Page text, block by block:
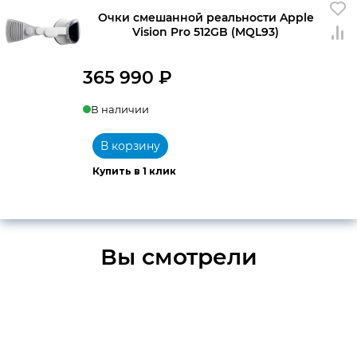
Очки смешанной реальности Apple
Vision Pro 512GB (MQL93)
365 990 ₽
В наличии
Купить в 1 клик
В корзину
Вы смотрели